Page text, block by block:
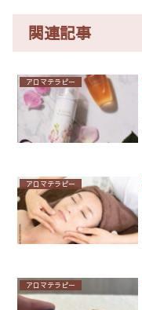
関連記事
アロマテラピー
アロマテラピー
アロマテラピー